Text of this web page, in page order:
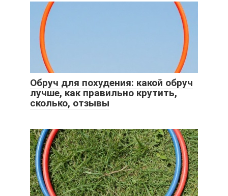
Обруч для похудения: какой обруч
лучше, как правильно крутить,
сколько, отзывы